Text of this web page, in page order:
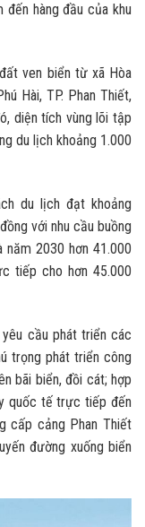
hàng đầu của khu
ven biển từ xã Hòa
Hài, TP. Phan Thiết,
diện tích vùng lõi tập
du lịch khoảng 1.000
du lịch đạt khoảng
với nhu cầu buồng
năm 2030 hơn 41.000
tiếp cho hơn 45.000
cầu phát triển các
trọng phát triển công
bãi biển, đồi cát; hợp
quốc tế trực tiếp đến
cấp cảng Phan Thiết
đường xuống biển